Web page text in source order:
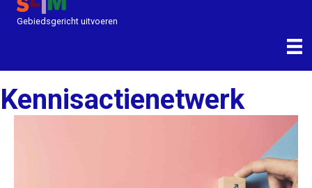
Gebiedsgericht uitvoeren
Kennisactienetwerk